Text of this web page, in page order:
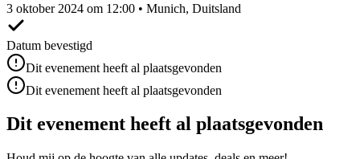
3 oktober 2024 om 12:00 • Munich, Duitsland
Datum bevestigd
Dit evenement heeft al plaatsgevonden
Dit evenement heeft al plaatsgevonden
Dit evenement heeft al plaatsgevonden